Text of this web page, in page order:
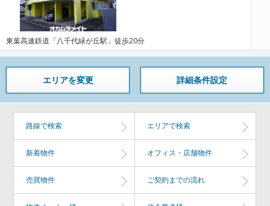
東葉高速鉄道「八千代緑が丘駅」徒歩20分
エリアを変更 詳細条件設定
路線で検索 エリアで検索
新着物件 オフィス・店舗物件
売買物件 ご契約までの流れ